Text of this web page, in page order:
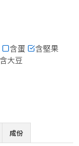
含蛋
含堅果
含大豆
成份